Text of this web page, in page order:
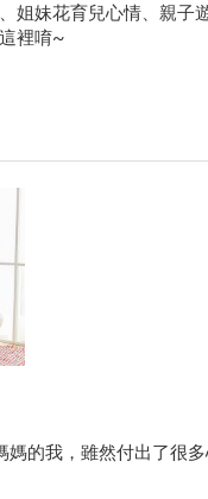
姐妹花育兒心情、親子
裡唷~
的我，雖然付出了很